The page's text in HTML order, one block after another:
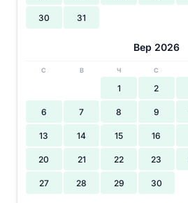
30 31
Вер 2026
С В Ч С
1 2
6 7 8 9
13 14 15 16
20 21 22 23
27 28 29 30